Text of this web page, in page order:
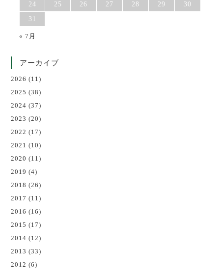
24
25 26 27 28 29
30
31
« 7月
アーカイブ
2026 (11)
2025 (38)
2024 (37)
2023 (20)
2022 (17)
2021 (10)
2020 (11)
2019 (4)
2018 (26)
2017 (11)
2016 (16)
2015 (17)
2014 (12)
2013 (33)
2012 (6)